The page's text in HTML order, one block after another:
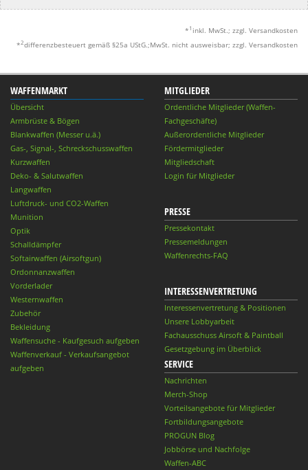
* 1 inkl. MwSt.; zzgl. Versandkosten
*2differenzbesteuert gemäß §25a UStG.;MwSt. nicht ausweisbar; zzgl. Versandkosten
WAFFENMARKT
Übersicht
Armbrüste & Bögen
Blankwaffen (Messer u.ä.)
Gas-, Signal-, Schreckschusswaffen
Kurzwaffen
Deko- & Salutwaffen
Langwaffen
Luftdruck- und CO2-Waffen
Munition
Optik
Schalldämpfer
Softairwaffen (Airsoftgun)
Ordonnanzwaffen
Vorderlader
Westernwaffen
Zubehör
Bekleidung
Waffensuche - Kaufgesuch aufgeben
Waffenverkauf - Verkaufsangebot
aufgeben
MITGLIEDER
Ordentliche Mitglieder (Waffen-
Fachgeschäfte)
Außerordentliche Mitglieder
Fördermitglieder
Mitgliedschaft
Login für Mitglieder
PRESSE
Pressekontakt
Pressemeldungen
Waffenrechts-FAQ
INTERESSENVERTRETUNG
Interessenvertretung & Positionen
Unsere Lobbyarbeit
Fachausschuss Airsoft & Paintball
Gesetzgebung im Überblick
SERVICE
Nachrichten
Merch-Shop
Vorteilsangebote für Mitglieder
Fortbildungsangebote
PROGUN Blog
Jobbörse und Nachfolge
Waffen-ABC